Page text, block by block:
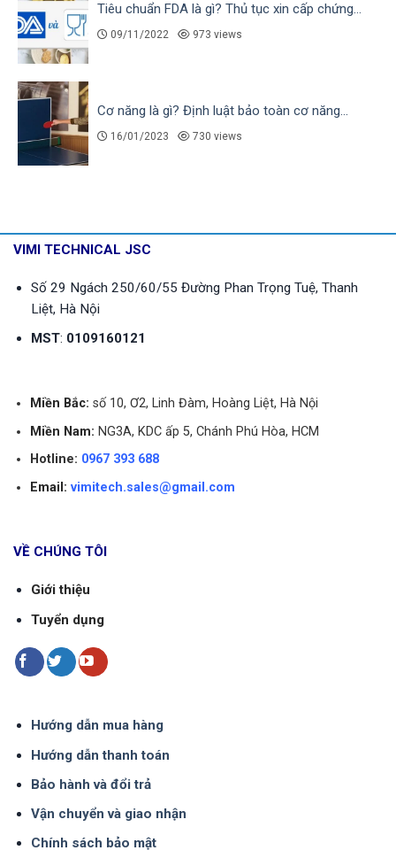
Tiêu chuẩn FDA là gì? Thủ tục xin cấp chứng...
09/11/2022 973 views
Cơ năng là gì? Định luật bảo toàn cơ năng...
16/01/2023 730 views
VIMI TECHNICAL JSC
Số 29 Ngách 250/60/55 Đường Phan Trọng Tuệ, Thanh
Liệt, Hà Nội
MST: 0109160121
Miền Bắc: số 10, Ơ2, Linh Đàm, Hoàng Liệt, Hà Nội
Miền Nam: NG3A, KDC ấp 5, Chánh Phú Hòa, HCM
Hotline: 0967 393 688
Email: vimitech.sales@gmail.com
VỀ CHÚNG TÔI
Giới thiệu
Tuyển dụng
Hướng dẫn mua hàng
Hướng dẫn thanh toán
Bảo hành và đổi trả
Vận chuyển và giao nhận
Chính sách bảo mật